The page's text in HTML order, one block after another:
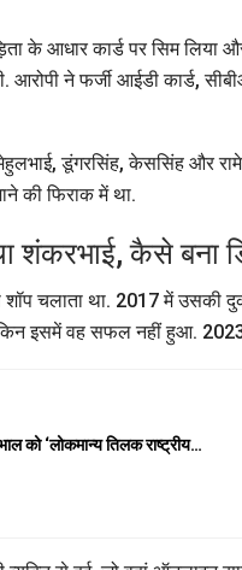
के आधार कार्ड पर सिम
आरोपी ने फर्जी आईडी कार्ड,
डूंगरसिंह, केससिंह और
की फिराक में था.
शंकरभाई, कैसे बना
शॉप चलाता था. 2017 में
इसमें वह सफल नहीं हुआ. 2023
को ‘लोकमान्य तिलक राष्ट्रीय…